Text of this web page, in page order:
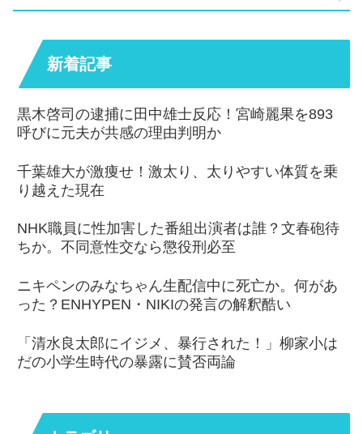
新着記事
黒木啓司の逮捕に田中雄士反応！宮崎麗果を893
呼びに元夫が共感の理由判明か
千葉雄大が激痩せ！激太り、太りやすい体質を乗
り越えた現在
NHK職員に性加害した番組出演者は誰？文春砲待
ちか。不同意性交なら懲役刑必至
ニキペンのみなちゃん生配信中に死亡か。何があ
った？ENHYPEN・NIKIの発言の解釈酷い
「清水良太郎にイジメ、暴行された！」柳家小は
だの小学生時代の暴露に賛否両論